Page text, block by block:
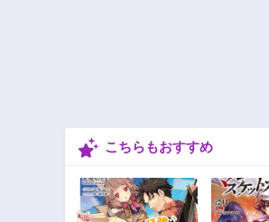
こちらもおすすめ